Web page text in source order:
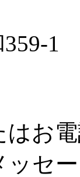
1
はお
ッセ